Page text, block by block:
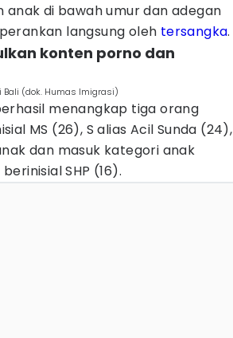
anak di bawah umur dan adegan
langsung oleh tersangka.
konten porno dan
Bali (dok. Humas Imigrasi)
menangkap tiga orang
MS (26), S alias Acil Sunda (24),
dan masuk kategori anak
SHP (16).